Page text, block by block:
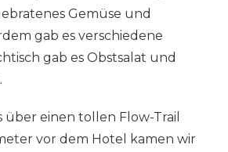
Gemüse und
gab es verschiedene
gab es Obstsalat und
über einen tollen Flow-Trail
vor dem Hotel kamen wir